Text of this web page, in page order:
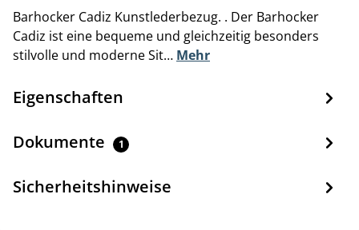
Barhocker Cadiz Kunstlederbezug. . Der Barhocker
Cadiz ist eine bequeme und gleichzeitig besonders
stilvolle und moderne Sit… Mehr
Eigenschaften
Dokumente 1
Sicherheitshinweise